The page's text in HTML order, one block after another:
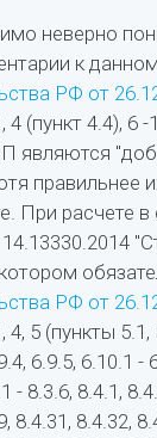
неверно
к
РФ от
(пункт 4.4), 6
являются
правильнее
При расчете
РФ от
5 (пункты 5.1,
6.9.5, 6.10.1 -
- 8.3.6, 8.4.1,
8.4.31, 8.4.32,